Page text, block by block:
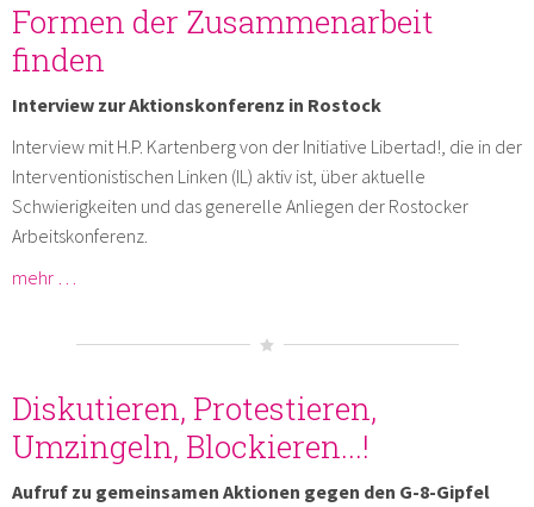
Formen der Zusammenarbeit
finden
Interview zur Aktionskonferenz in Rostock
Interview mit H.P. Kartenberg von der Initiative Libertad!, die in der
Interventionistischen Linken (IL) aktiv ist, über aktuelle
Schwierigkeiten und das generelle Anliegen der Rostocker
Arbeitskonferenz.
mehr …
Diskutieren, Protestieren,
Umzingeln, Blockieren...!
Aufruf zu gemeinsamen Aktionen gegen den G-8-Gipfel